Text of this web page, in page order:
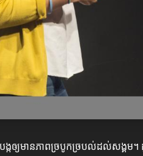
មានភាពច្របូកច្របល់ដល់សង្គម។ ដូ